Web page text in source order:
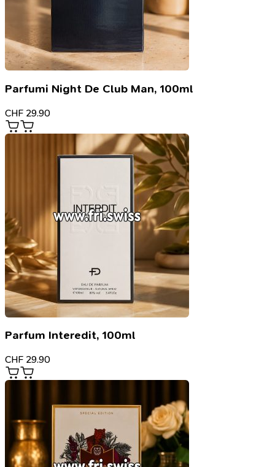
Parfumi Night De Club Man, 100ml
CHF 29.90
Parfum Interedit, 100ml
CHF 29.90